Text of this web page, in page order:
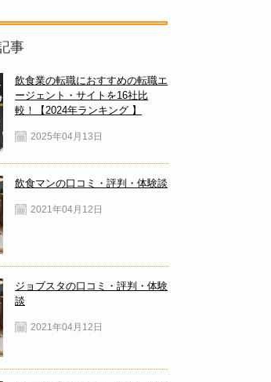
事
飲食業の転職におすすめの転職エ
ージェント・サイトを16社比
較！【2024年ランキング 】
2025年04月13日
飲食マンの口コミ・評判・体験談
2021年04月12日
ジョブスタの口コミ・評判・体験
談
2021年04月12日